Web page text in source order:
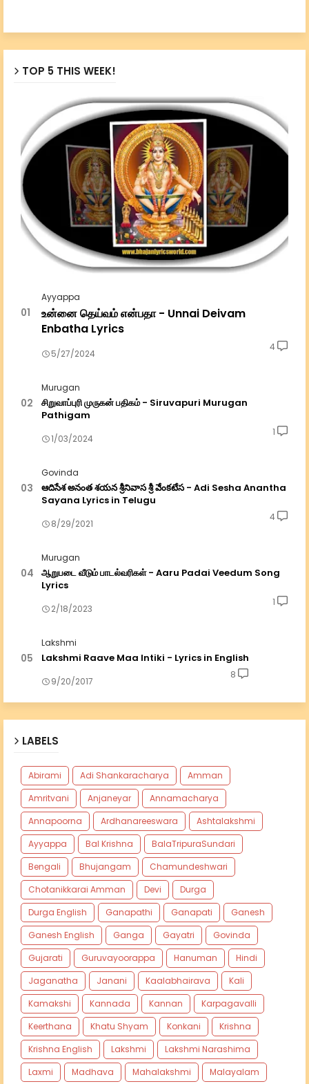
TOP 5 THIS WEEK!
Ayyappa
உன்னை தெய்வம் என்பதா - Unnai Deivam
Enbatha Lyrics
5/27/2024
4
Murugan
சிறுவாப்புரி முருகன் பதிகம் - Siruvapuri Murugan
Pathigam
1/03/2024
1
Govinda
ఆదిసేశ అనంత శయన శ్రీనివాస శ్రీ వేంకటేస - Adi Sesha Anantha
Sayana Lyrics in Telugu
8/29/2021
4
Murugan
ஆறுபடை வீடும் பாடல்வரிகள் - Aaru Padai Veedum Song
Lyrics
2/18/2023
1
Lakshmi
Lakshmi Raave Maa Intiki - Lyrics in English
9/20/2017
8
LABELS
Abirami Adi Shankaracharya
Amman
Amritvani
Anjaneyar
Annamacharya
Annapoorna
Ardhanareeswara
Ashtalakshmi
Ayyappa
Bal Krishna
BalaTripuraSundari
Bengali
Bhujangam
Chamundeshwari
Chotanikkarai Amman
Devi
Durga
Durga English
Ganapathi Ganapati
Ganesh
Ganesh English
Ganga Gayatri
Govinda
Gujarati
Guruvayoorappa Hanuman
Hindi
Jaganatha
Janani Kaalabhairava
Kali
Kamakshi
Kannada Kannan
Karpagavalli
Keerthana
Khatu Shyam Konkani
Krishna
Krishna English
Lakshmi
Lakshmi Narashima
Laxmi
Madhava Mahalakshmi
Malayalam